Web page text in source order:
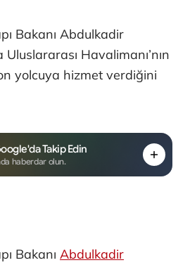
Bakanı Abdulkadir
Havalimanı’nın
yolcuya hizmet verdiğini
Takip Edin
haberdar olun.
Bakanı Abdulkadir